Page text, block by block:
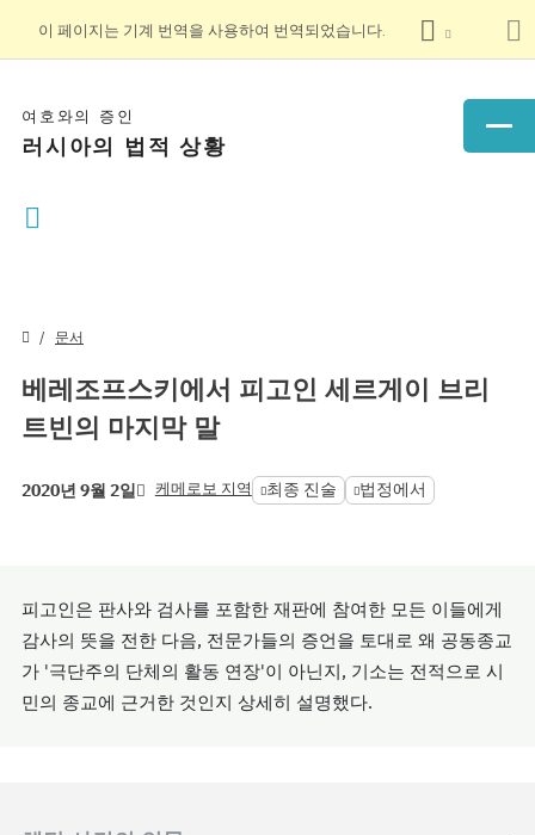
이 페이지는 기계 번역을 사용하여 번역되었습니다.
여호와의 증인
러시아의 법적 상황
문서
베레조프스키에서 피고인 세르게이 브리
트빈의 마지막 말
2020년 9월 2일 케메로보 지역 최종 진술 법정에서
피고인은 판사와 검사를 포함한 재판에 참여한 모든 이들에게
감사의 뜻을 전한 다음, 전문가들의 증언을 토대로 왜 공동종교
가 '극단주의 단체의 활동 연장'이 아닌지, 기소는 전적으로 시
민의 종교에 근거한 것인지 상세히 설명했다.